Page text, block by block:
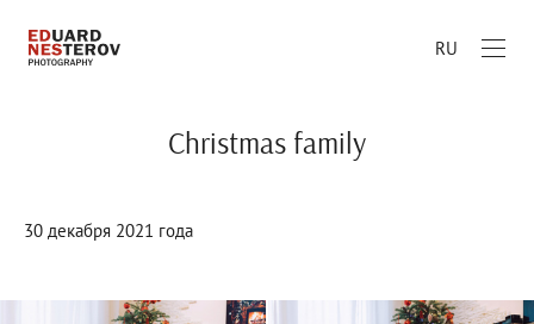
RU
Christmas family
30 декабря 2021 года